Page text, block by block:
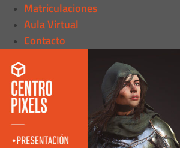
Matriculaciones
Aula Virtual
Contacto